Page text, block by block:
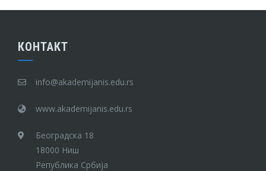
КОНТАКТ
info@akademijanis.edu.rs
www.akademijanis.edu.rs
Београдска 18
18000 Ниш
Република Србија